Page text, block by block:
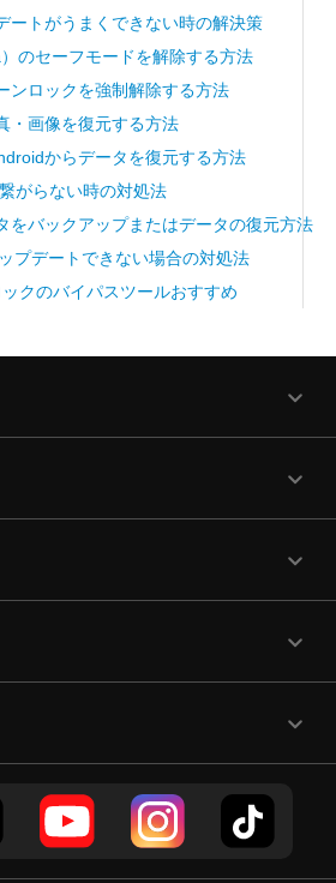
ートがうまくできない時の解決策
のセーフモードを解除する方法
ンロックを強制解除する方法
・画像を復元する方法
からデータを復元する方法
がらない時の対処法
をバックアップまたはデータの復元方法
プデートできない場合の対処法
クのバイパスツールおすすめ